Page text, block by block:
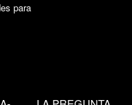
para